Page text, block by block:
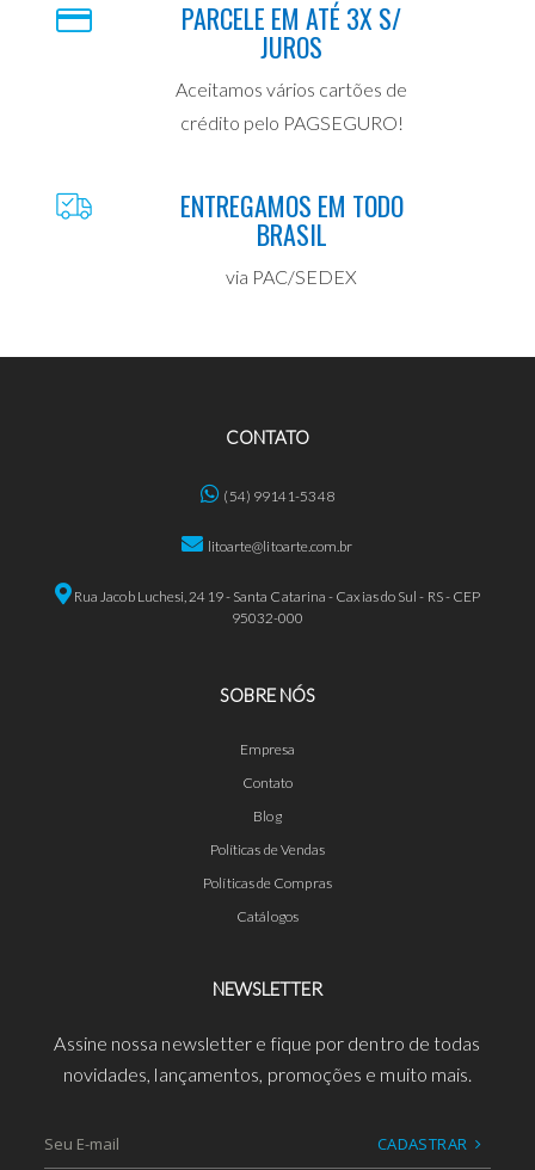
PARCELE EM ATÉ 3X S/
JUROS
Aceitamos vários cartões de
crédito pelo PAGSEGURO!
ENTREGAMOS EM TODO
BRASIL
via PAC/SEDEX
CONTATO
(54) 99141-5348
litoarte@litoarte.com.br
Rua Jacob Luchesi, 2419 - Santa Catarina - Caxias do Sul - RS - CEP
95032-000
SOBRE NÓS
Empresa
Contato
Blog
Políticas de Vendas
Políticas de Compras
Catálogos
NEWSLETTER
Assine nossa newsletter e fique por dentro de todas
novidades, lançamentos, promoções e muito mais.
CADASTRAR